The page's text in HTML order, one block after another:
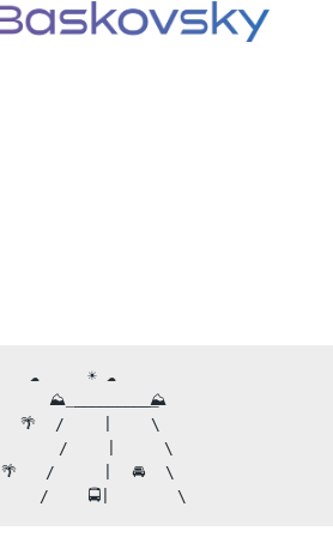
   ☁️     ☀️ ☁️
     ⛰_͟_͟_͟_͟_͟_͟_͟_͟_͟_͟⛰
  🌴  /    |    \
      /    |     \
🌴   /     |  🚘  \
    /    🚍|       \